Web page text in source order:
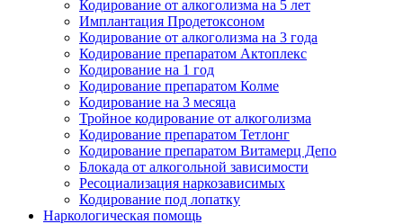
Кодирование от алкоголизма на 5 лет
Имплантация Продетоксоном
Кодирование от алкоголизма на 3 года
Кодирование препаратом Актоплекс
Кодирование на 1 год
Кодирование препаратом Колме
Кодирование на 3 месяца
Тройное кодирование от алкоголизма
Кодирование препаратом Тетлонг
Кодирование препаратом Витамерц Депо
Блокада от алкогольной зависимости
Ресоциализация наркозависимых
Кодирование под лопатку
Наркологическая помощь